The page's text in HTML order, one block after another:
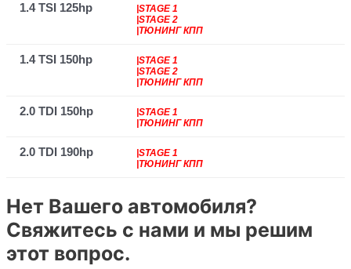
1.4 TSI 125hp
|STAGE 1
|STAGE 2
|ТЮНИНГ КПП
1.4 TSI 150hp
|STAGE 1
|STAGE 2
|ТЮНИНГ КПП
2.0 TDI 150hp
|STAGE 1
|ТЮНИНГ КПП
2.0 TDI 190hp
|STAGE 1
|ТЮНИНГ КПП
Нет Вашего автомобиля?
Свяжитесь с нами и мы решим
этот вопрос.